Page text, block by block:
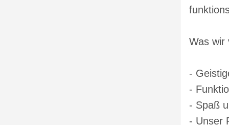
Was wir
-
-
- Spaß
- Unser